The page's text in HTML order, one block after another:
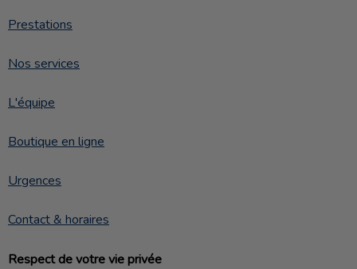
Prestations
Nos services
L'équipe
Boutique en ligne
Urgences
Contact & horaires
Respect de votre vie privée